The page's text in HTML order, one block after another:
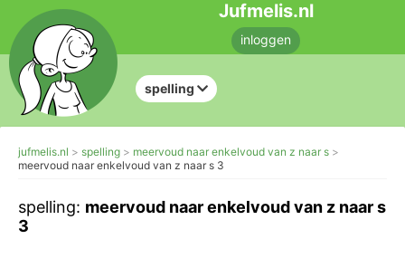
Jufmelis.nl
inloggen
spelling
jufmelis.nl spelling
meervoud naar enkelvoud van z naar s
meervoud naar enkelvoud van z naar s 3
spelling: meervoud naar enkelvoud van z naar s
3